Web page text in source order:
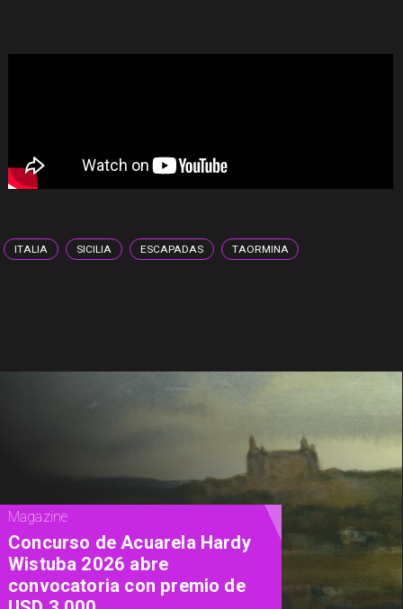
ITALIA SICILIA ESCAPADAS TAORMINA
Cine
"Diamanti": una carta de amor al
cine contada a través de las
mujeres